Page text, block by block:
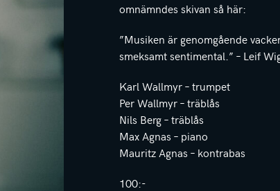
omnämndes skivan så här:
”Musiken är genomgående
smeksamt sentimental.” – Leif
Karl Wallmyr – trumpet
Per Wallmyr – träblås
Nils Berg – träblås
Max Agnas – piano
Mauritz Agnas – kontrabas
100:-